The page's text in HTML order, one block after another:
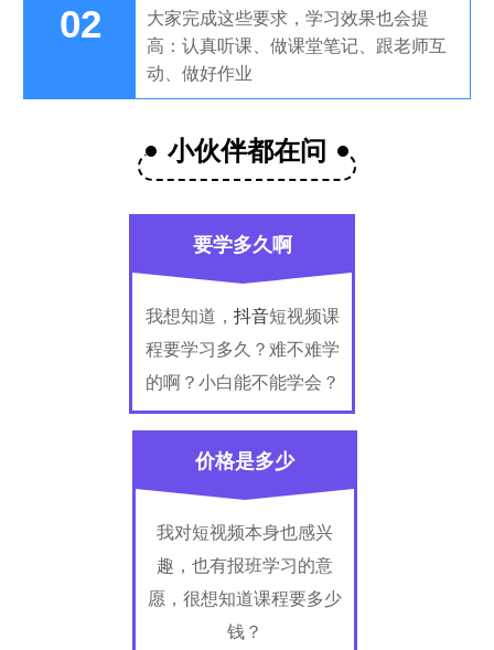
02
大家完成这些要求，学习效果也会提
高：认真听课、做课堂笔记、跟老师互
动、做好作业
小伙伴都在问
要学多久啊
我想知道， 抖音短视频课
程要学习多久？难不难学
的啊？小白能不能学会？
价格是多少
我对短视频本身也感兴
趣，也有报班学习的意
愿，很想知道课程要多少
钱？